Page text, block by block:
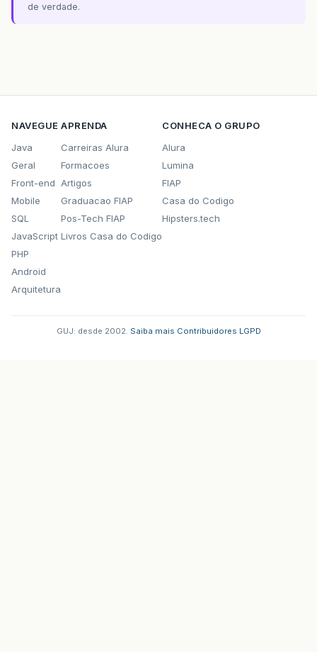
de verdade.
NAVEGUE
Java
Geral
Front-end
Mobile
SQL
JavaScript
PHP
Android
Arquitetura
APRENDA
Carreiras Alura
Formacoes
Artigos
Graduacao FIAP
Pos-Tech FIAP
Livros Casa do Codigo
CONHECA O GRUPO
Alura
Lumina
FIAP
Casa do Codigo
Hipsters.tech
GUJ: desde 2002. Saiba mais Contribuidores LGPD